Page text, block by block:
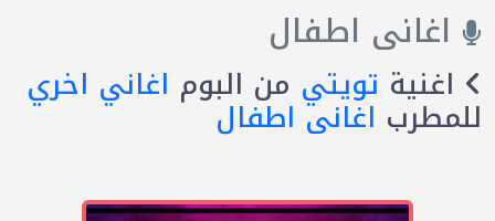
اغانى اطفال
اغنية تويتي من البوم اغاني اخري
للمطرب اغانى اطفال